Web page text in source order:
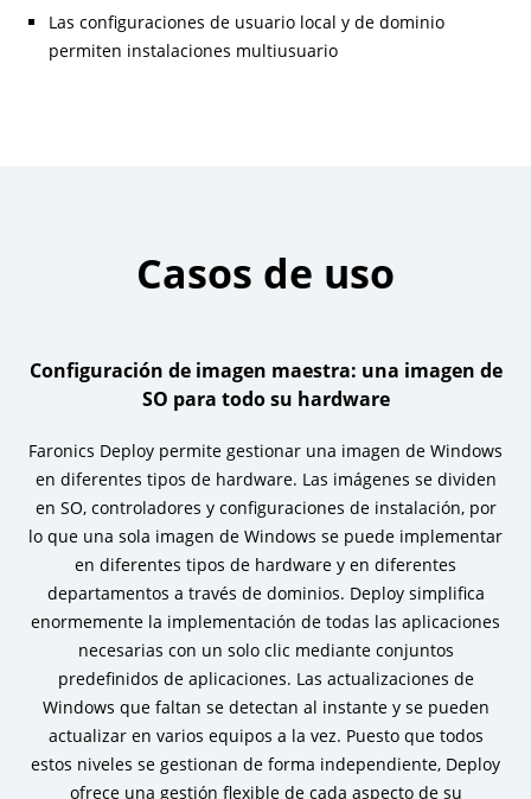
Las configuraciones de usuario local y de dominio
permiten instalaciones multiusuario
Casos de uso
Configuración de imagen maestra: una imagen de
SO para todo su hardware
Faronics Deploy permite gestionar una imagen de Windows
en diferentes tipos de hardware. Las imágenes se dividen
en SO, controladores y configuraciones de instalación, por
lo que una sola imagen de Windows se puede implementar
en diferentes tipos de hardware y en diferentes
departamentos a través de dominios. Deploy simplifica
enormemente la implementación de todas las aplicaciones
necesarias con un solo clic mediante conjuntos
predefinidos de aplicaciones. Las actualizaciones de
Windows que faltan se detectan al instante y se pueden
actualizar en varios equipos a la vez. Puesto que todos
estos niveles se gestionan de forma independiente, Deploy
ofrece una gestión flexible de cada aspecto de su